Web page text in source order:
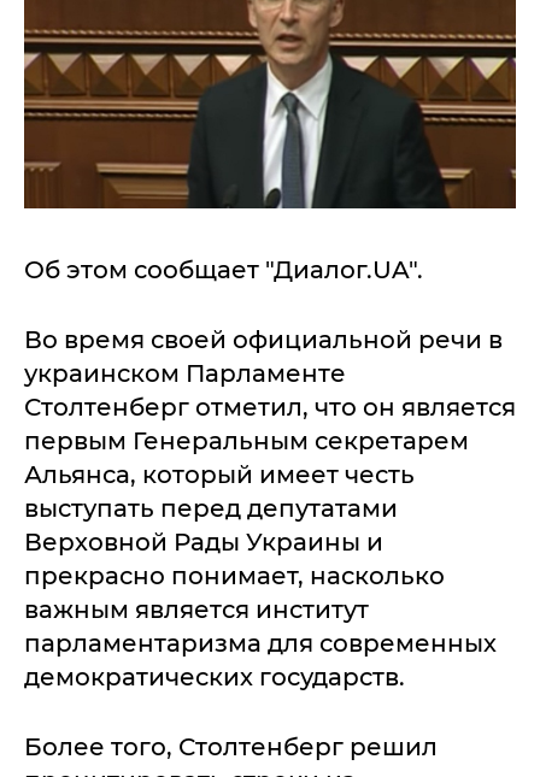
Об этом сообщает "Диалог.UA".
Во время своей официальной речи в
украинском Парламенте
Столтенберг отметил, что он является
первым Генеральным секретарем
Альянса, который имеет честь
выступать перед депутатами
Верховной Рады Украины и
прекрасно понимает, насколько
важным является институт
парламентаризма для современных
демократических государств.
Более того, Столтенберг решил